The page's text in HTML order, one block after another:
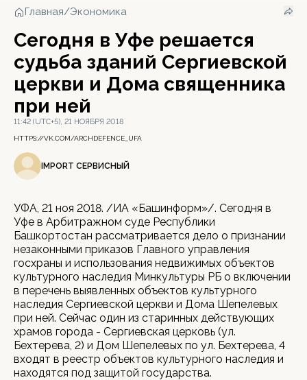
Главная/Экономика
Сегодня в Уфе решается
судьба зданий Сергиевской
церкви и Дома священника
при ней
11:42 (UTC+5), 21 НОЯБРЯ 2018
HTTPS://VK.COM/ARCHDEFENCE_UFA
IMPORT СЕРВИСНЫЙ
УФА, 21 ноя 2018. /ИА «Башинформ»/. Сегодня в
Уфе в Арбитражном суде Республики
Башкортостан рассматривается дело о признании
незаконными приказов Главного управления
госхраны и использования недвижимых объектов
культурного наследия Минкультуры РБ о включении
в перечень выявленных объектов культурного
наследия Сергиевской церкви и Дома Шепелевых
при ней. Сейчас один из старинных действующих
храмов города - Сергиевская церковь (ул.
Бехтерева, 2) и Дом Шепелевых по ул. Бехтерева, 4
входят в реестр объектов культурного наследия и
находятся под защитой государства.